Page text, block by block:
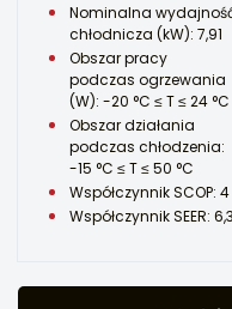
Nominalna
chłodnicza (kW): 7,91
Obszar pracy
podczas ogrzewania
(W): -20 °C ≤ T ≤ 24 °C
Obszar działania
podczas chłodzenia:
-15 °C ≤ T ≤ 50 °C
Współczynnik SCOP: 4
Współczynnik SEER: 6,3